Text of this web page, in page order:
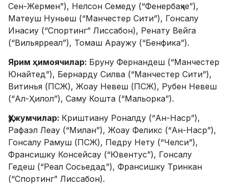
Сен-Жермен”), Нелсон Семеду (“Фенербаҳче”),
Матеуш Нуньеш (“Манчестер Сити”), Гонсалу
Инасиу (“Спортинг” Лиссабон), Ренату Вейга
(“Вильярреал”), Томаш Араужу (“Бенфика”).
Ярим ҳимоячилар: Бруну Фернандеш (“Манчестер
Юнайтед”), Бернарду Силва (“Манчестер Сити”),
Витинья (ПСЖ), Жоау Невеш (ПСЖ), Рубен Невеш
(“Ал-Ҳилол”), Саму Кошта (“Мальорка”).
Ҳужумчилар: Криштиану Роналду (“Ан-Наср”),
Рафаэл Леау (“Милан”), Жоау Феликс (“Ан-Наср”),
Гонсалу Рамуш (ПСЖ), Педру Нету (“Челси”),
Франсишку Консейсау (“Ювентус”), Гонсалу
Гедеш (“Реал Сосьедад”), Франсишку Тринкан
(“Спортинг” Лиссабон).